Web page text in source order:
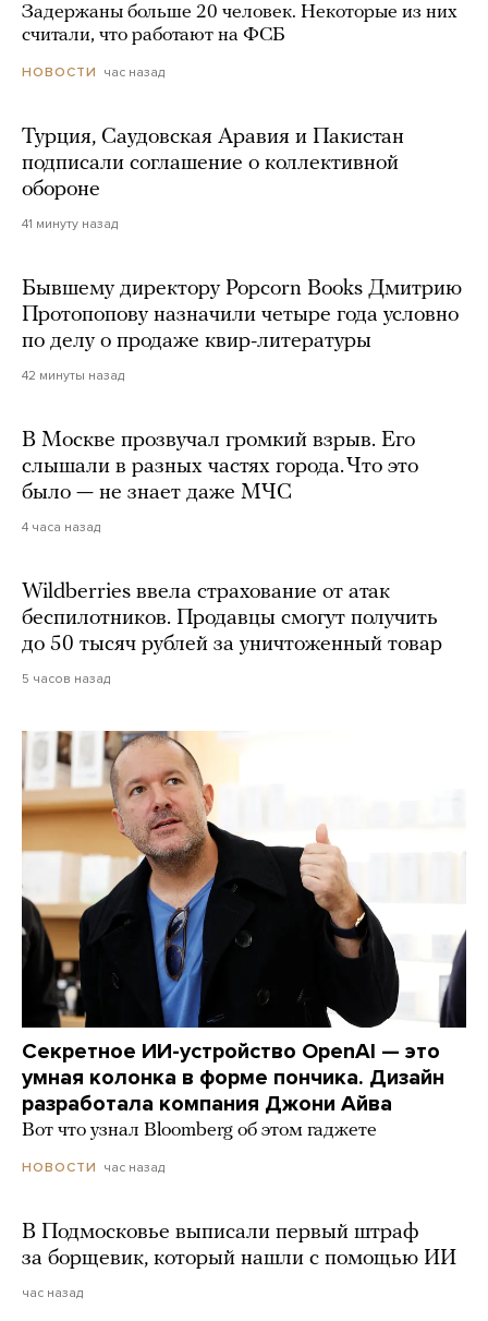
Задержаны больше 20 человек. Некоторые из них
считали, что работают на ФСБ
НОВОСТИ час назад
Турция, Саудовская Аравия и Пакистан
подписали соглашение о коллективной
обороне
41 минуту назад
Бывшему директору Popcorn Books Дмитрию
Протопопову назначили четыре года условно
по делу о продаже квир-литературы
42 минуты назад
В Москве прозвучал громкий взрыв. Его
слышали в разных частях города. Что это
было — не знает даже МЧС
4 часа назад
Wildberries ввела страхование от атак
беспилотников. Продавцы смогут получить
до 50 тысяч рублей за уничтоженный товар
5 часов назад
Секретное ИИ-устройство OpenAI — это
умная колонка в форме пончика. Дизайн
разработала компания Джони Айва
Вот что узнал Bloomberg об этом гаджете
НОВОСТИ час назад
В Подмосковье выписали первый штраф
за борщевик, который нашли с помощью ИИ
час назад